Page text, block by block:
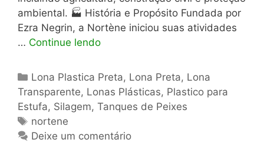
ambiental. 🏭 História e Propósito Fundada por
Ezra Negrin, a Nortène iniciou suas atividades
… Continue lendo
Categorias
Lona Plastica Preta, Lona Preta, Lona
Transparente, Lonas Plásticas, Plastico para
Estufa, Silagem, Tanques de Peixes
Tags
nortene
Deixe um comentário